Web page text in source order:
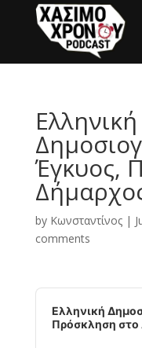
Ελληνική
Έγκυος,
by Κωνσταντίνος|
comments
Audio
Player
Ελληνική
Πρόσκληση στο